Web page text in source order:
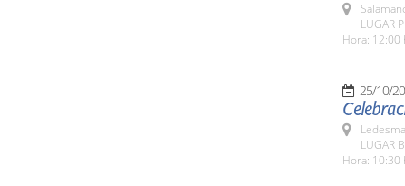
LUGAR
Hora: 12:00
25/10/
LUGAR
Hora: 10:30